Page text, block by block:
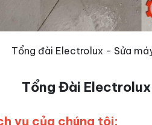
Tổng đài Electrolux - Sửa
Tổng Đài
vụ của chúng tôi: